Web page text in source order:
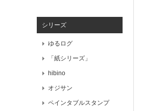
シリーズ
ゆるログ
「紙シリーズ」
hibino
オジサン
ペインタブルスタンプ